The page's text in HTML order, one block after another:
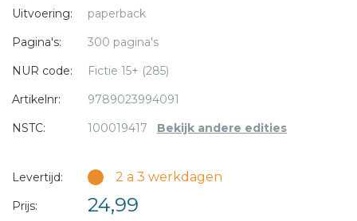
Uitvoering:
paperback
Pagina's:
300 pagina's
NUR code:
Fictie 15+ (285)
Artikelnr:
9789023994091
NSTC:
100019417 Bekijk andere edities
Levertijd: 2 a 3 werkdagen
Prijs: 24,99
* = verplicht